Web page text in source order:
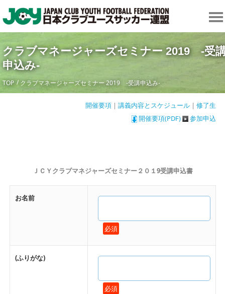
クラブマネージャーズセミナー 2019 -受
申込み-
TOP クラブマネージャーズセミナー 2019 -受講申込み-
開催要項| 講義内容とスケジュール| 修了生
開催要項(PDF)
参加申込
ＪＣＹクラブマネジャーズセミナー２０１9受講申込書
お名前
必須
(ふりがな)
必須